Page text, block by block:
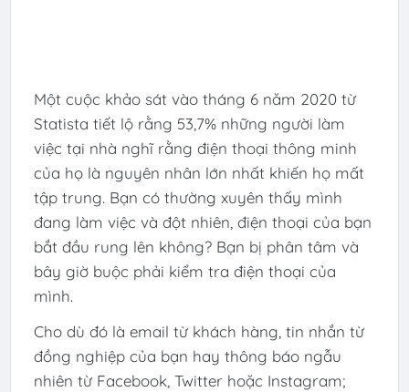
Một cuộc khảo sát vào tháng 6 năm 2020 từ
Statista tiết lộ rằng 53,7% những người làm
việc tại nhà nghĩ rằng điện thoại thông minh
của họ là nguyên nhân lớn nhất khiến họ mất
tập trung. Bạn có thường xuyên thấy mình
đang làm việc và đột nhiên, điện thoại của bạn
bắt đầu rung lên không? Bạn bị phân tâm và
bây giờ buộc phải kiểm tra điện thoại của
mình.
Cho dù đó là email từ khách hàng, tin nhắn từ
đồng nghiệp của bạn hay thông báo ngẫu
nhiên từ Facebook, Twitter hoặc Instagram;